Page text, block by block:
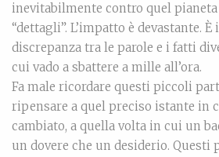
inevitabilmente contro quel
“dettagli”. L’impatto è devastante.
discrepanza tra le parole e i fatti
cui vado a sbattere a mille all’ora.
Fa male ricordare questi piccoli
ripensare a quel preciso istante in
cambiato, a quella volta in cui un
un dovere che un desiderio. Questi